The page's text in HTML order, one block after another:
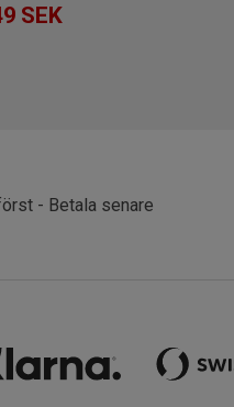
SEK
- Betala senare